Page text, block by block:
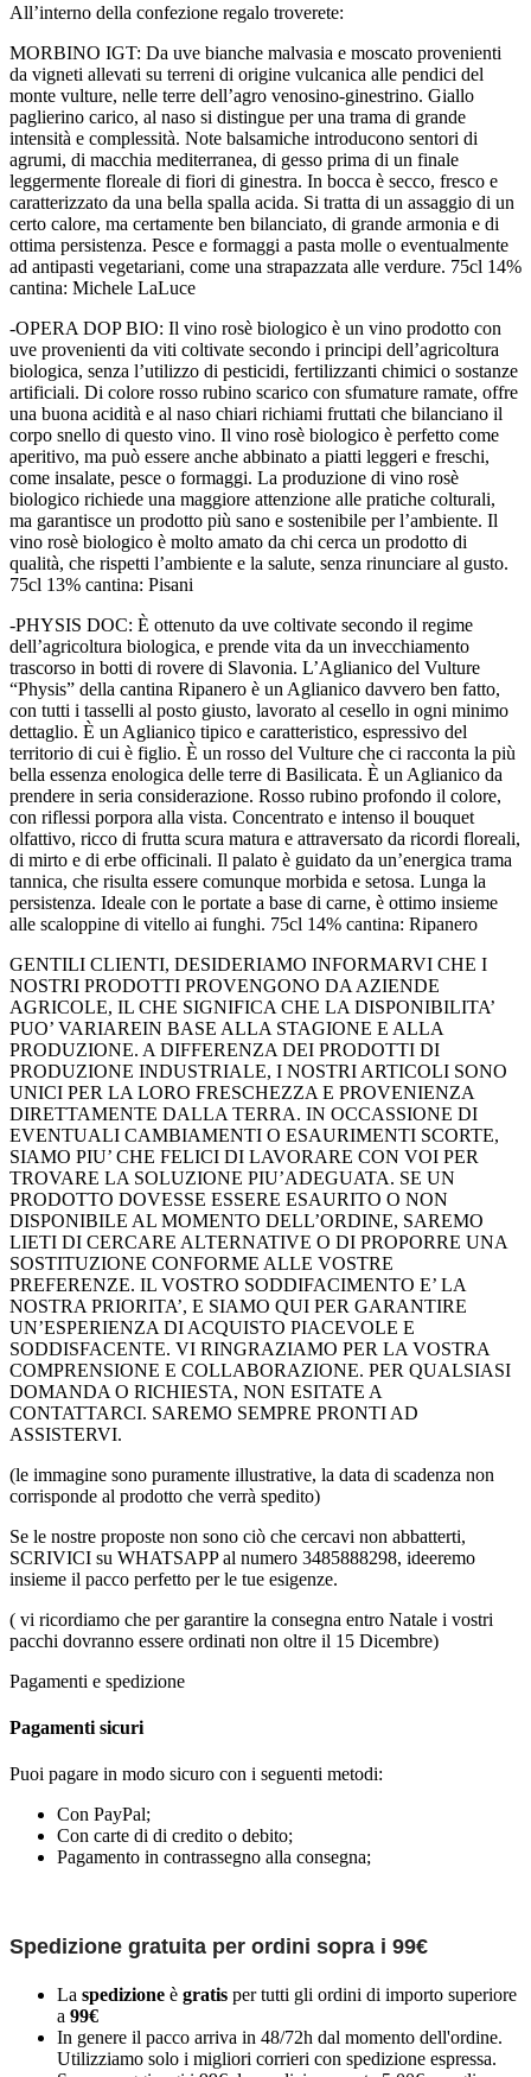
All’interno della confezione regalo troverete:
MORBINO IGT: Da uve bianche malvasia e moscato provenienti
da vigneti allevati su terreni di origine vulcanica alle pendici del
monte vulture, nelle terre dell’agro venosino-ginestrino. Giallo
paglierino carico, al naso si distingue per una trama di grande
intensità e complessità. Note balsamiche introducono sentori di
agrumi, di macchia mediterranea, di gesso prima di un finale
leggermente floreale di fiori di ginestra. In bocca è secco, fresco e
caratterizzato da una bella spalla acida. Si tratta di un assaggio di un
certo calore, ma certamente ben bilanciato, di grande armonia e di
ottima persistenza. Pesce e formaggi a pasta molle o eventualmente
ad antipasti vegetariani, come una strapazzata alle verdure. 75cl 14%
cantina: Michele LaLuce
-OPERA DOP BIO: Il vino rosè biologico è un vino prodotto con
uve provenienti da viti coltivate secondo i principi dell’agricoltura
biologica, senza l’utilizzo di pesticidi, fertilizzanti chimici o sostanze
artificiali. Di colore rosso rubino scarico con sfumature ramate, offre
una buona acidità e al naso chiari richiami fruttati che bilanciano il
corpo snello di questo vino. Il vino rosè biologico è perfetto come
aperitivo, ma può essere anche abbinato a piatti leggeri e freschi,
come insalate, pesce o formaggi. La produzione di vino rosè
biologico richiede una maggiore attenzione alle pratiche colturali,
ma garantisce un prodotto più sano e sostenibile per l’ambiente. Il
vino rosè biologico è molto amato da chi cerca un prodotto di
qualità, che rispetti l’ambiente e la salute, senza rinunciare al gusto.
75cl 13% cantina: Pisani
-PHYSIS DOC: È ottenuto da uve coltivate secondo il regime
dell’agricoltura biologica, e prende vita da un invecchiamento
trascorso in botti di rovere di Slavonia. L’Aglianico del Vulture
“Physis” della cantina Ripanero è un Aglianico davvero ben fatto,
con tutti i tasselli al posto giusto, lavorato al cesello in ogni minimo
dettaglio. È un Aglianico tipico e caratteristico, espressivo del
territorio di cui è figlio. È un rosso del Vulture che ci racconta la più
bella essenza enologica delle terre di Basilicata. È un Aglianico da
prendere in seria considerazione. Rosso rubino profondo il colore,
con riflessi porpora alla vista. Concentrato e intenso il bouquet
olfattivo, ricco di frutta scura matura e attraversato da ricordi floreali,
di mirto e di erbe officinali. Il palato è guidato da un’energica trama
tannica, che risulta essere comunque morbida e setosa. Lunga la
persistenza. Ideale con le portate a base di carne, è ottimo insieme
alle scaloppine di vitello ai funghi. 75cl 14% cantina: Ripanero
GENTILI CLIENTI, DESIDERIAMO INFORMARVI CHE I
NOSTRI PRODOTTI PROVENGONO DA AZIENDE
AGRICOLE, IL CHE SIGNIFICA CHE LA DISPONIBILITA’
PUO’ VARIAREIN BASE ALLA STAGIONE E ALLA
PRODUZIONE. A DIFFERENZA DEI PRODOTTI DI
PRODUZIONE INDUSTRIALE, I NOSTRI ARTICOLI SONO
UNICI PER LA LORO FRESCHEZZA E PROVENIENZA
DIRETTAMENTE DALLA TERRA. IN OCCASSIONE DI
EVENTUALI CAMBIAMENTI O ESAURIMENTI SCORTE,
SIAMO PIU’ CHE FELICI DI LAVORARE CON VOI PER
TROVARE LA SOLUZIONE PIU’ADEGUATA. SE UN
PRODOTTO DOVESSE ESSERE ESAURITO O NON
DISPONIBILE AL MOMENTO DELL’ORDINE, SAREMO
LIETI DI CERCARE ALTERNATIVE O DI PROPORRE UNA
SOSTITUZIONE CONFORME ALLE VOSTRE
PREFERENZE. IL VOSTRO SODDIFACIMENTO E’ LA
NOSTRA PRIORITA’, E SIAMO QUI PER GARANTIRE
UN’ESPERIENZA DI ACQUISTO PIACEVOLE E
SODDISFACENTE. VI RINGRAZIAMO PER LA VOSTRA
COMPRENSIONE E COLLABORAZIONE. PER QUALSIASI
DOMANDA O RICHIESTA, NON ESITATE A
CONTATTARCI. SAREMO SEMPRE PRONTI AD
ASSISTERVI.
(le immagine sono puramente illustrative, la data di scadenza non
corrisponde al prodotto che verrà spedito)
Se le nostre proposte non sono ciò che cercavi non abbatterti,
SCRIVICI su WHATSAPP al numero 3485888298, ideeremo
insieme il pacco perfetto per le tue esigenze.
( vi ricordiamo che per garantire la consegna entro Natale i vostri
pacchi dovranno essere ordinati non oltre il 15 Dicembre)
Pagamenti e spedizione
Pagamenti sicuri
Puoi pagare in modo sicuro con i seguenti metodi:
Con PayPal;
Con carte di di credito o debito;
Pagamento in contrassegno alla consegna;
Spedizione gratuita per ordini sopra i 99€
La spedizione è gratis per tutti gli ordini di importo superiore
a 99€
In genere il pacco arriva in 48/72h dal momento dell'ordine.
Utilizziamo solo i migliori corrieri con spedizione espressa.